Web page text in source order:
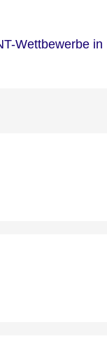
Wettbewerbe in